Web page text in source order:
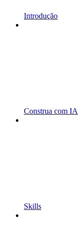
Introdução
Construa com IA
Skills